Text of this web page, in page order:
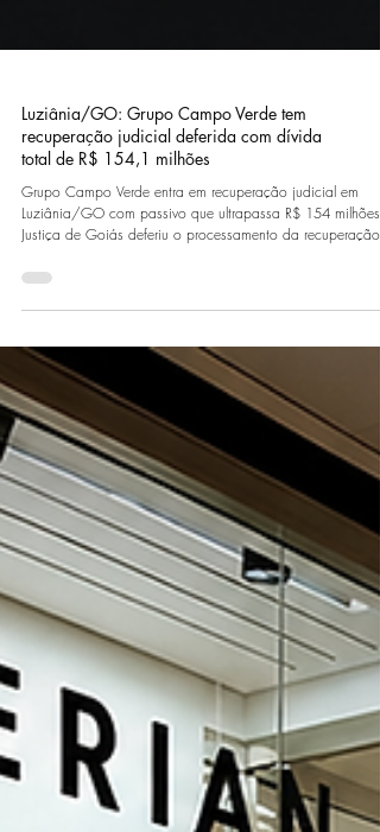
recuperação judicial deferida com dívida
total de R$ 154,1 milhões
Luziânia/GO com passivo que ultrapassa R$ 154 milhões
sediado em Luziânia/GO, formado por duas pessoas
jurídicas do agronegócio e três produtores rurais do mesmo
núcleo familiar. A dívida total do grupo, somando os
sujeitos e não sujeitos à recuperação judicial, alcança R$
154.097.953,87. A decisão reconhece